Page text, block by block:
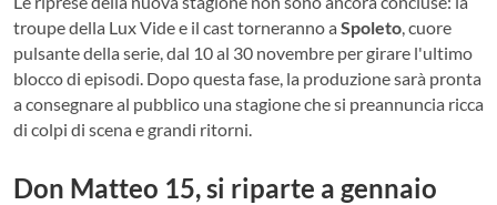
troupe della Lux Vide e il cast torneranno a Spoleto, cuore
pulsante della serie, dal 10 al 30 novembre per girare l'ultimo
blocco di episodi. Dopo questa fase, la produzione sarà pronta
a consegnare al pubblico una stagione che si preannuncia ricca
di colpi di scena e grandi ritorni.
Don Matteo 15, si riparte a gennaio